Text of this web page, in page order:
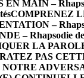
MAIN –
COMPRENEZ
–
– Rhapsodie
LA
PAS